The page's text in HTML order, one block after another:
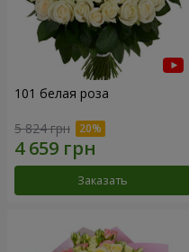
101 белая роза
5 824 грн
Заказать